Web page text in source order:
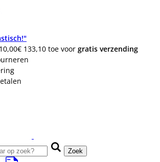
€ 133,10 toe voor gratis verzending
Zoek